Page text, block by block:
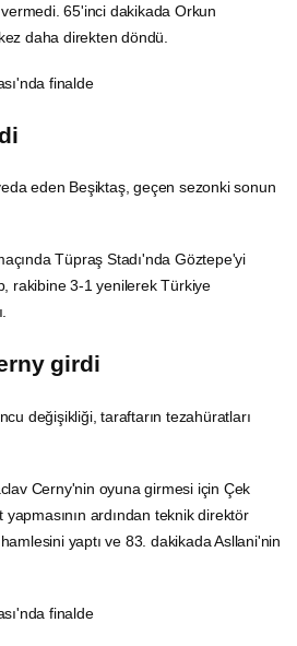
65'inci dakikada Orkun
daha direkten döndü.
eden Beşiktaş, geçen sezonki sonun
Tüpraş Stadı'nda Göztepe'yi
rakibine 3-1 yenilerek Türkiye
girdi
değişikliği, taraftarın tezahüratları
Cerny'nin oyuna girmesi için Çek
ardından teknik direktör
yaptı ve 83. dakikada Asllani'nin